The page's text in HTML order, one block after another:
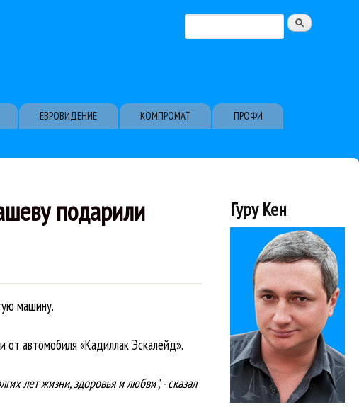
Форма поиска
ЕВРОВИДЕНИЕ КОМПРОМАТ
ПРОФИ
подарили
машину.
от автомобиля «Кадиллак Эскалейд».
лет жизни, здоровья и любви", - сказал
Гуру Кен